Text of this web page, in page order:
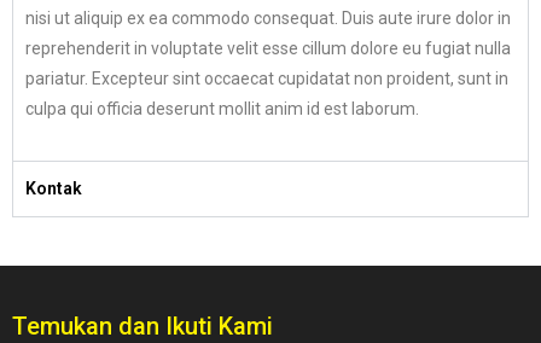
nisi ut aliquip ex ea commodo consequat. Duis aute irure dolor in
reprehenderit in voluptate velit esse cillum dolore eu fugiat nulla
pariatur. Excepteur sint occaecat cupidatat non proident, sunt in
culpa qui officia deserunt mollit anim id est laborum.
Kontak
Temukan dan Ikuti Kami